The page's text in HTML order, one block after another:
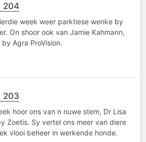
204
week weer parktiese wenke by
On shoor ook van Jamie Kahmann,
Agra ProVision.
203
hoor ons van n nuwe stem, Dr Lisa
Zoetis. Sy vertel ons meer van diere
vlooi beheer in werkende honde.